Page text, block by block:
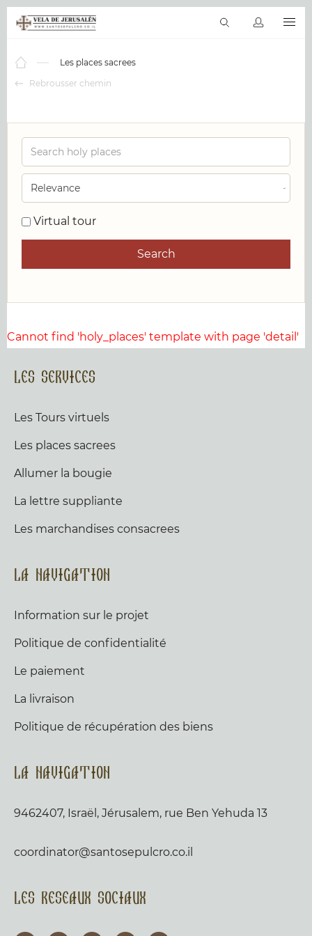
Les Tours virtuels
FR
Rebrousser chemin
Les places sacrees
Virtual tour
Search
Cannot find 'holy_places' template with page 'detail'
Les services
Les Tours virtuels
Les places sacrees
Allumer la bougie
La lettre suppliante
Les marchandises consacrees
La navigation
Information sur le projet
Politique de confidentialité
Le paiement
La livraison
Politique de récupération des biens
La navigation
9462407, Israël, Jérusalem, rue Ben Yehuda 13
coordinator@santosepulcro.co.il
Les reseaux sociaux